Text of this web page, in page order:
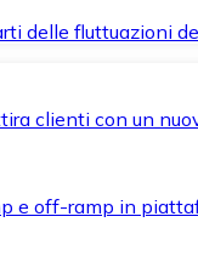
delle fluttuazioni
clienti con un
e off-ramp in